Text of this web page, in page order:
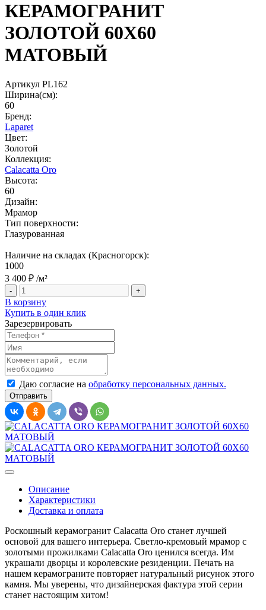
КЕРАМОГРАНИТ
ЗОЛОТОЙ 60X60
МАТОВЫЙ
Артикул PL162
Ширина(см):
60
Бренд:
Laparet
Цвет:
Золотой
Коллекция:
Calacatta Oro
Высота:
60
Дизайн:
Мрамор
Тип поверхности:
Глазурованная
Наличие на складах (Красногорск):
1000
3 400 ₽ /м²
- +
В корзину
Купить в один клик
Зарезервировать
Даю согласие на обработку персональных данных.
Описание
Характеристики
Доставка и оплата
Роскошный керамогранит Calacatta Oro станет лучшей
основой для вашего интерьера. Светло-кремовый мрамор с
золотыми прожилками Calacatta Oro ценился всегда. Им
украшали дворцы и королевские резиденции. Печать на
нашем керамограните повторяет натуральный рисунок этого
камня. Мы уверены, что дизайнерская фактура этой серии
станет настоящим хитом!